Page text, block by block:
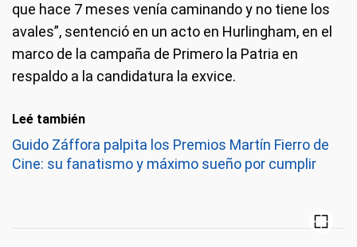
que hace 7 meses venía caminando y no tiene los
avales”, sentenció en un acto en Hurlingham, en el
marco de la campaña de Primero la Patria en
respaldo a la candidatura la exvice.
Leé también
Guido Záffora palpita los Premios Martín Fierro de
Cine: su fanatismo y máximo sueño por cumplir